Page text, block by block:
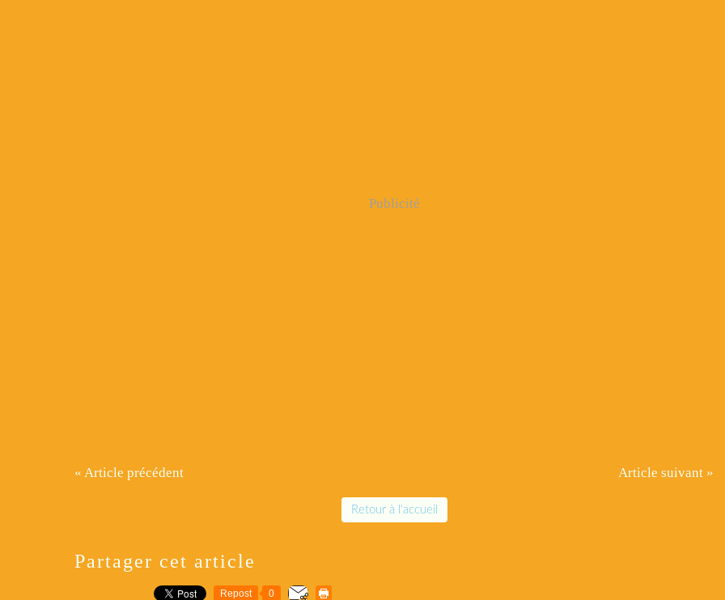
Publicité
« Article précédent Article suivant »
Retour à l'accueil
Partager cet article
Repost 0